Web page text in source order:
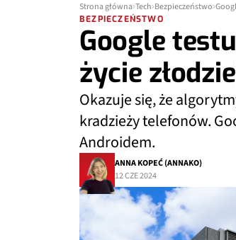
Strona główna Tech Bezpieczeństwo
BEZPIECZEŃSTWO
Google
życie
Okazuje się, że
kradzieży telefonów.
Androidem.
ANNA KOPEĆ (ANNAKO)
12 CZE 2024